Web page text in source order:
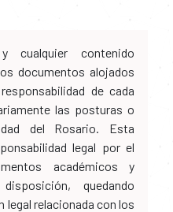
cualquier contenido
documentos alojados
de cada
las posturas o
del Rosario. Esta
legal por el
académicos y
quedando
legal relacionada con los